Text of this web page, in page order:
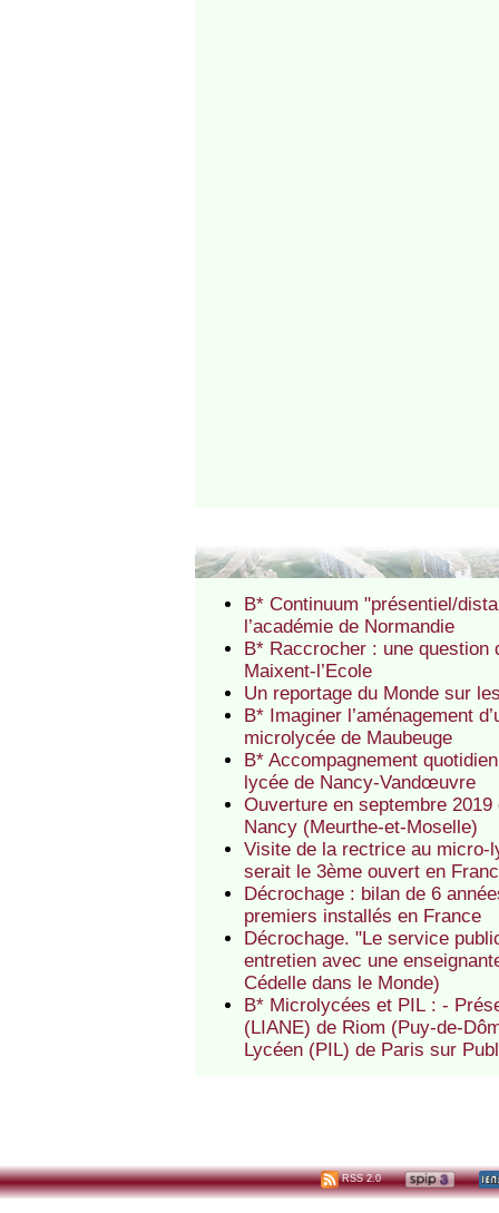
B* Continuum "présentiel/
l’académie de Normandie
B* Raccrocher : une question
Maixent-l’Ecole
Un reportage du Monde sur
B* Imaginer l’aménagement
microlycée de Maubeuge
B* Accompagnement
lycée de Nancy-Vandœuvre
Ouverture en septembre
Nancy (Meurthe-et-Moselle)
Visite de la rectrice au micro-
serait le 3ème ouvert en
Décrochage : bilan de 6
premiers installés en France
Décrochage. "Le service
entretien avec une
Cédelle dans le Monde)
B* Microlycées et PIL : -
(LIANE) de Riom (Puy-de-
Lycéen (PIL) de Paris sur
RSS 2.0